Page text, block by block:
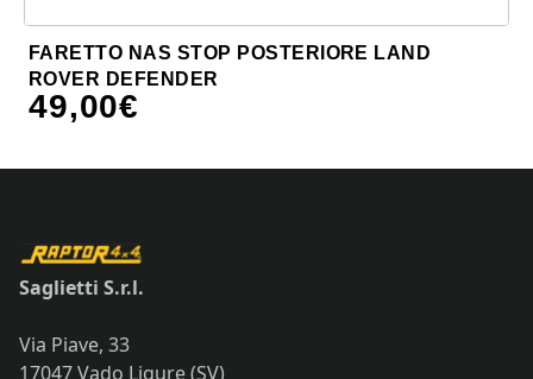
FARETTO NAS STOP POSTERIORE LAND
ROVER DEFENDER
49,00€
Saglietti S.r.l.
Via Piave, 33
17047 Vado Ligure (SV)